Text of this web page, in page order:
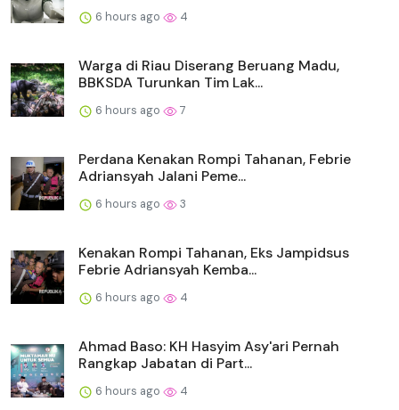
6 hours ago 4
Warga di Riau Diserang Beruang Madu,
BBKSDA Turunkan Tim Lak...
6 hours ago 7
Perdana Kenakan Rompi Tahanan, Febrie
Adriansyah Jalani Peme...
6 hours ago 3
Kenakan Rompi Tahanan, Eks Jampidsus
Febrie Adriansyah Kemba...
6 hours ago 4
Ahmad Baso: KH Hasyim Asy'ari Pernah
Rangkap Jabatan di Part...
6 hours ago 4